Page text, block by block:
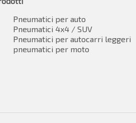
Pneumatici per auto
Pneumatici 4x4 / SUV
Pneumatici per autocarri leggeri
pneumatici per moto